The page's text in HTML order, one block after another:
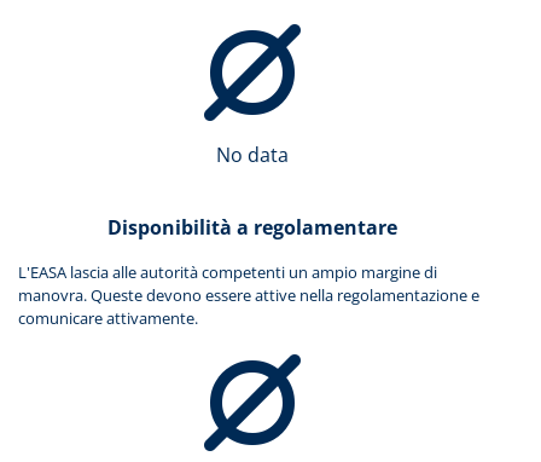
No data
Disponibilità a regolamentare
L'EASA lascia alle autorità competenti un ampio margine di
manovra. Queste devono essere attive nella regolamentazione e
comunicare attivamente.